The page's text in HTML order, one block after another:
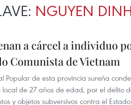
NGUYEN
a cárcel a individuo
Comunista de Vietnam
Popular de esta provincia sureña
local de 27 años de edad, por el delito
y objetos subversivos contra el